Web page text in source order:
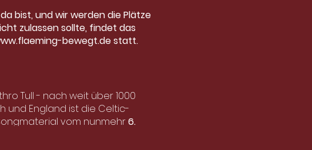
bist, und wir werden die Plätze
zulassen sollte, findet das
bewegt.de statt.
Tull - nach weit über 1000
und England ist die Celtic-
vom nunmehr6.